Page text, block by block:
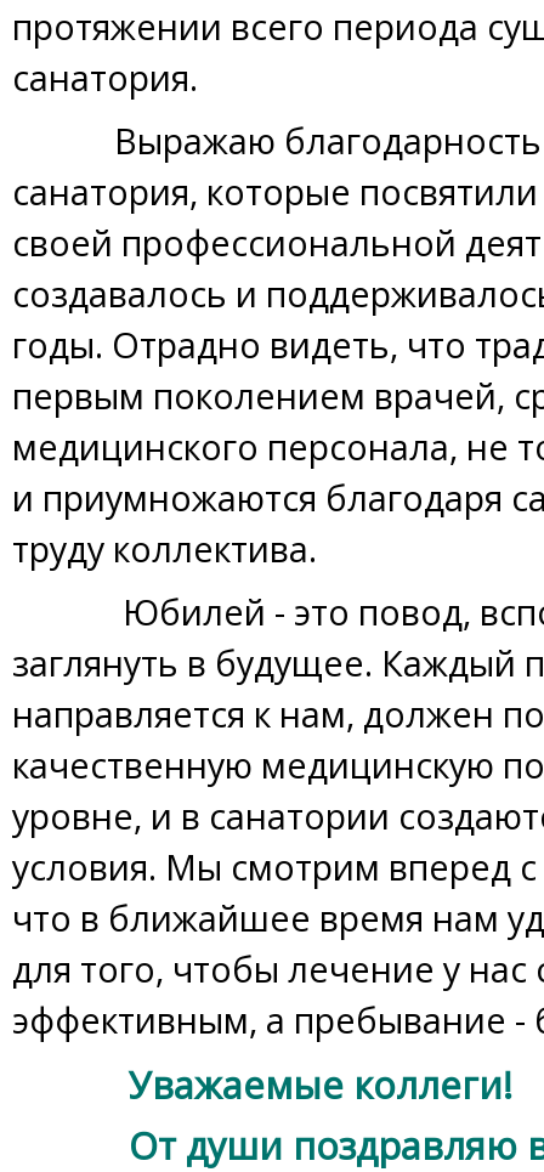
протяжении всего периода
санатория.
Выражаю благодарность
санатория, которые
своей профессиональной
создавалось и
годы. Отрадно видеть, что
первым поколением врачей,
медицинского персонала, не
и приумножаются благодаря
труду коллектива.
Юбилей - это повод,
заглянуть в будущее. Каждый
направляется к нам, должен
качественную медицинскую
уровне, и в санатории
условия. Мы смотрим вперед
что в ближайшее время нам
для того, чтобы лечение у
эффективным, а пребывание
Уважаемые коллеги!
От души поздравляю